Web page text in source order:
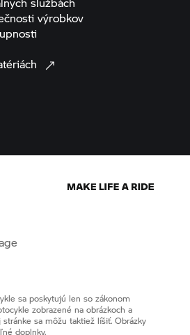
výrobkov
sa poskytujú len so zákonom
zobrazené na obrázkoch a
sa môžu taktiež líšiť. Obrázky
doplnky.